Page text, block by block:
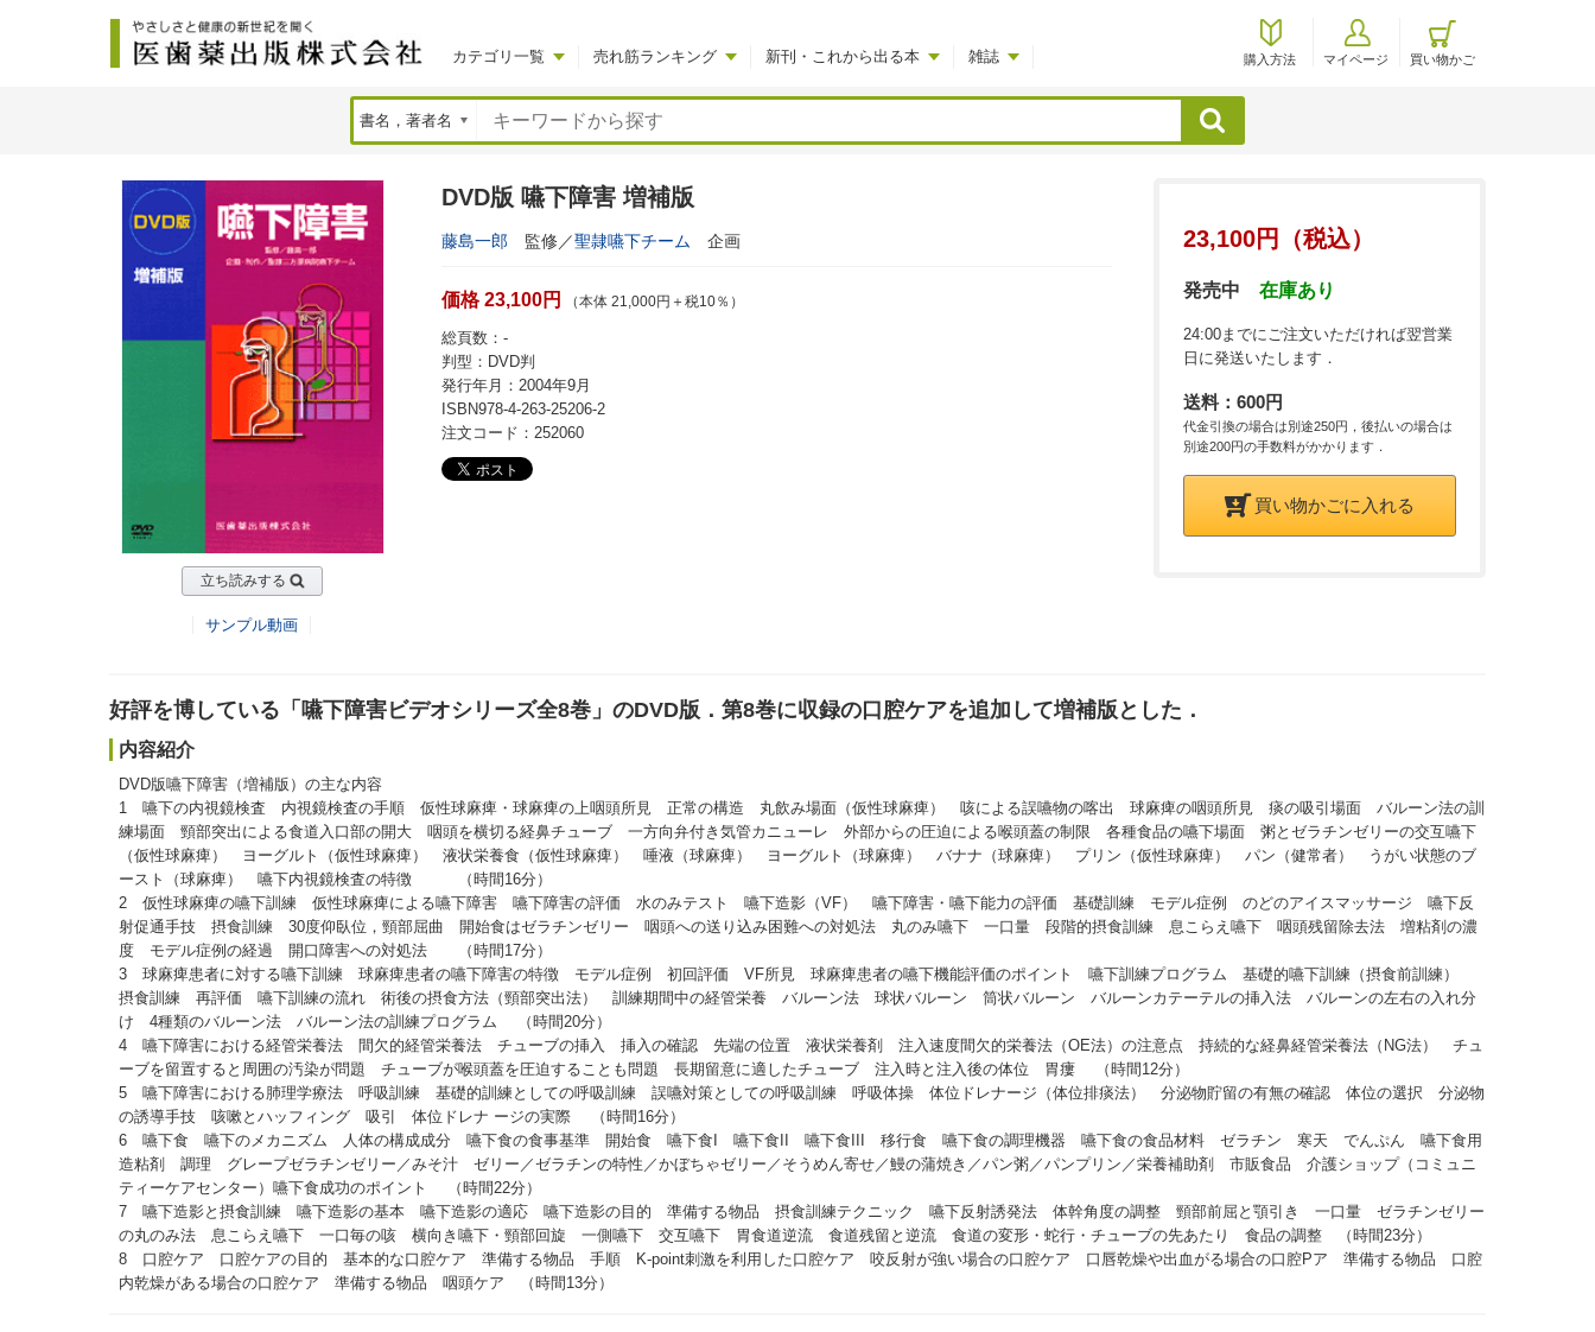
カテゴリ一覧 売れ筋ランキング 新刊・これから出る本 雑誌 購入方法 マイページ 買い物かご
検索
立ち読みする
サンプル動画
23,100円（税込）
発売中 在庫あり
24:00までにご注文いただければ翌営業
日に発送いたします．
送料：600円
代金引換の場合は別途250円，後払いの場合は
別途200円の手数料がかかります．
買い物かごに入れる
DVD版 嚥下障害 増補版
藤島一郎 監修／聖隷嚥下チーム 企画
価格 23,100円 （本体 21,000円＋税10％）
総頁数：-
判型：DVD判
発行年月：2004年9月
ISBN978-4-263-25206-2
注文コード：252060
好評を博している「嚥下障害ビデオシリーズ全8巻」のDVD版．第8巻に収録の口腔ケアを追加して増補版とした．
内容紹介
DVD版嚥下障害（増補版）の主な内容
1 嚥下の内視鏡検査 内視鏡検査の手順 仮性球麻痺・球麻痺の上咽頭所見 正常の構造 丸飲み場面（仮性球麻痺） 咳による誤嚥物の喀出 球麻痺の咽頭所見 痰の吸引場面 バルーン法の訓
練場面 頸部突出による食道入口部の開大 咽頭を横切る経鼻チューブ 一方向弁付き気管カニューレ 外部からの圧迫による喉頭蓋の制限 各種食品の嚥下場面 粥とゼラチンゼリーの交互嚥下
（仮性球麻痺） ヨーグルト（仮性球麻痺） 液状栄養食（仮性球麻痺） 唾液（球麻痺） ヨーグルト（球麻痺） バナナ（球麻痺） プリン（仮性球麻痺） パン（健常者） うがい状態のブ
ースト（球麻痺） 嚥下内視鏡検査の特徴 （時間16分）
2 仮性球麻痺の嚥下訓練 仮性球麻痺による嚥下障害 嚥下障害の評価 水のみテスト 嚥下造影（VF） 嚥下障害・嚥下能力の評価 基礎訓練 モデル症例 のどのアイスマッサージ 嚥下反
射促通手技 摂食訓練 30度仰臥位，頸部屈曲 開始食はゼラチンゼリー 咽頭への送り込み困難への対処法 丸のみ嚥下 一口量 段階的摂食訓練 息こらえ嚥下 咽頭残留除去法 増粘剤の濃
度 モデル症例の経過 開口障害への対処法 （時間17分）
3 球麻痺患者に対する嚥下訓練 球麻痺患者の嚥下障害の特徴 モデル症例 初回評価 VF所見 球麻痺患者の嚥下機能評価のポイント 嚥下訓練プログラム 基礎的嚥下訓練（摂食前訓練）
摂食訓練 再評価 嚥下訓練の流れ 術後の摂食方法（頸部突出法） 訓練期間中の経管栄養 バルーン法 球状バルーン 筒状バルーン バルーンカテーテルの挿入法 バルーンの左右の入れ分
け 4種類のバルーン法 バルーン法の訓練プログラム （時間20分）
4 嚥下障害における経管栄養法 間欠的経管栄養法 チューブの挿入 挿入の確認 先端の位置 液状栄養剤 注入速度間欠的栄養法（OE法）の注意点 持続的な経鼻経管栄養法（NG法） チュ
ーブを留置すると周囲の汚染が問題 チューブが喉頭蓋を圧迫することも問題 長期留意に適したチューブ 注入時と注入後の体位 胃瘻 （時間12分）
5 嚥下障害における肺理学療法 呼吸訓練 基礎的訓練としての呼吸訓練 誤嚥対策としての呼吸訓練 呼吸体操 体位ドレナージ（体位排痰法） 分泌物貯留の有無の確認 体位の選択 分泌物
の誘導手技 咳嗽とハッフィング 吸引 体位ドレナ ージの実際 （時間16分）
6 嚥下食 嚥下のメカニズム 人体の構成成分 嚥下食の食事基準 開始食 嚥下食I 嚥下食II 嚥下食III 移行食 嚥下食の調理機器 嚥下食の食品材料 ゼラチン 寒天 でんぷん 嚥下食用
造粘剤 調理 グレープゼラチンゼリー／みそ汁 ゼリー／ゼラチンの特性／かぼちゃゼリー／そうめん寄せ／鰻の蒲焼き／パン粥／パンプリン／栄養補助剤 市販食品 介護ショップ（コミュニ
ティーケアセンター）嚥下食成功のポイント （時間22分）
7 嚥下造影と摂食訓練 嚥下造影の基本 嚥下造影の適応 嚥下造影の目的 準備する物品 摂食訓練テクニック 嚥下反射誘発法 体幹角度の調整 頸部前屈と顎引き 一口量 ゼラチンゼリー
の丸のみ法 息こらえ嚥下 一口毎の咳 横向き嚥下・頸部回旋 一側嚥下 交互嚥下 胃食道逆流 食道残留と逆流 食道の変形・蛇行・チューブの先あたり 食品の調整 （時間23分）
8 口腔ケア 口腔ケアの目的 基本的な口腔ケア 準備する物品 手順 K-point刺激を利用した口腔ケア 咬反射が強い場合の口腔ケア 口唇乾燥や出血がる場合の口腔Pア 準備する物品 口腔
内乾燥がある場合の口腔ケア 準備する物品 咽頭ケア （時間13分）